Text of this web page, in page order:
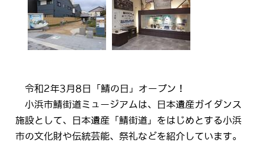
令和2年3月8日「鯖の日」オープン！
小浜市鯖街道ミュージアムは、日本遺産ガイダンス
施設として、日本遺産「鯖街道」をはじめとする小浜
市の文化財や伝統芸能、祭礼などを紹介しています。